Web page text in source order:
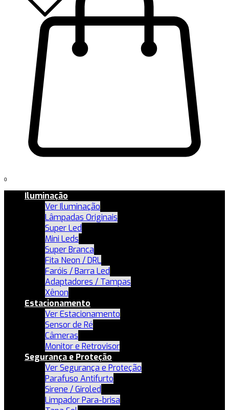
0
Iluminação
Ver Iluminação
Lâmpadas Originais
Super Led
Mini Leds
Super Branca
Fita Neon / DRL
Faróis / Barra Led
Adaptadores / Tampas
Xênon
Estacionamento
Ver Estacionamento
Sensor de Ré
Câmeras
Monitor e Retrovisor
Segurança e Proteção
Ver Segurança e Proteção
Parafuso Antifurto
Sirene / Giroled
Limpador Para-brisa